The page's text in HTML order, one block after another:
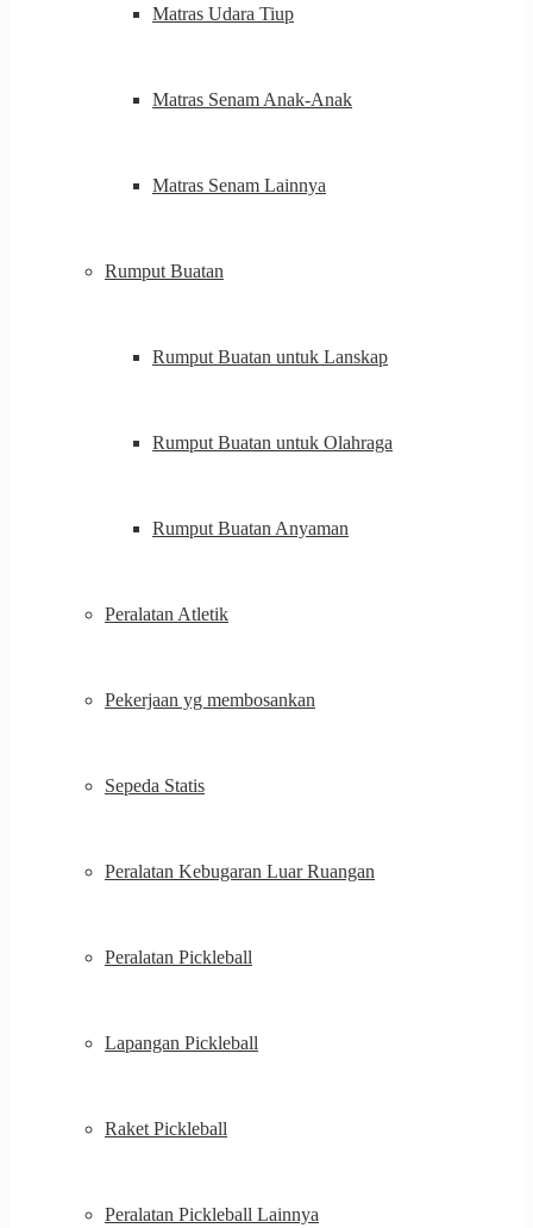
Matras Udara Tiup
Matras Senam Anak-Anak
Matras Senam Lainnya
Rumput Buatan
Rumput Buatan untuk Lanskap
Rumput Buatan untuk Olahraga
Rumput Buatan Anyaman
Peralatan Atletik
Pekerjaan yg membosankan
Sepeda Statis
Peralatan Kebugaran Luar Ruangan
Peralatan Pickleball
Lapangan Pickleball
Raket Pickleball
Peralatan Pickleball Lainnya